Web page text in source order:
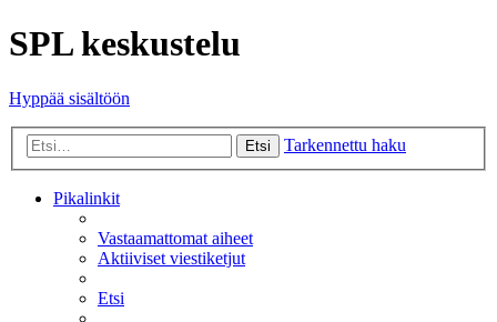
SPL keskustelu
Hyppää sisältöön
Etsi Tarkennettu haku
Pikalinkit
Vastaamattomat aiheet
Aktiiviset viestiketjut
Etsi